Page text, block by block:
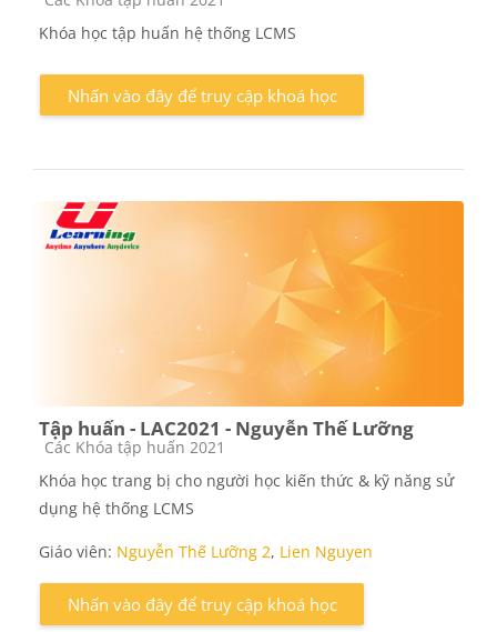
Khóa học tập huấn hệ thống LCMS
Nhấn vào đây để truy cập khoá học
Tập huấn - LAC2021 - Nguyễn Thế Lưỡng
Các loại khóa học
Các Khóa tập huấn 2021
Khóa học trang bị cho người học kiến thức & kỹ năng sử
dụng hệ thống LCMS
Giáo viên: Nguyễn Thế Lưỡng 2, Lien Nguyen
Nhấn vào đây để truy cập khoá học